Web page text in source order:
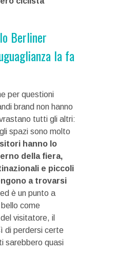
Berliner
la fa
per questioni
brand non hanno
tutti gli altri:
spazi sono molto
hanno lo
della fiera,
e piccoli
a trovarsi
è un punto a
come
visitatore, il
di perdersi certe
sarebbero quasi